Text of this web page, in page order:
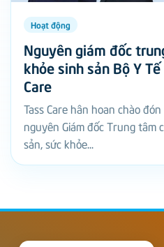
Hoạt động
Nguyên giám đốc
khỏe sinh sản Bộ Y
Care
Tass Care hân hoan chào đón
nguyên Giám đốc Trung tâm
sản, sức khỏe...